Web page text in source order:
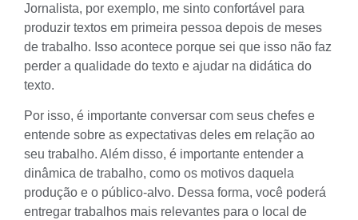
Jornalista, por exemplo, me sinto confortável para
produzir textos em primeira pessoa depois de meses
de trabalho. Isso acontece porque sei que isso não faz
perder a qualidade do texto e ajudar na didática do
texto.
Por isso, é importante conversar com seus chefes e
entende sobre as expectativas deles em relação ao
seu trabalho. Além disso, é importante entender a
dinâmica de trabalho, como os motivos daquela
produção e o público-alvo. Dessa forma, você poderá
entregar trabalhos mais relevantes para o local de